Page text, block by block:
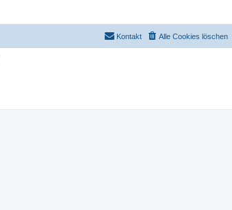
Alle Cookies löschen
Kontakt